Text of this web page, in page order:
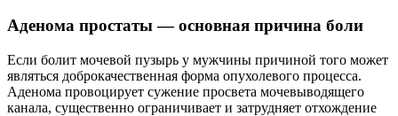
Аденома простаты — основная причина боли
Если болит мочевой пузырь у мужчины причиной того может
являться доброкачественная форма опухолевого процесса.
Аденома провоцирует сужение просвета мочевыводящего
канала, существенно ограничивает и затрудняет отхождение